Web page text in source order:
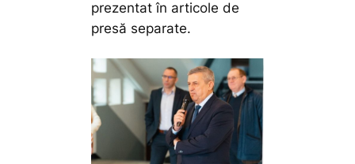
prezentat în articole de
presă separate.